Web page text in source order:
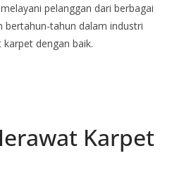
pelanggan dari berbagai
bertahun-tahun dalam industri
dengan baik.
Karpet